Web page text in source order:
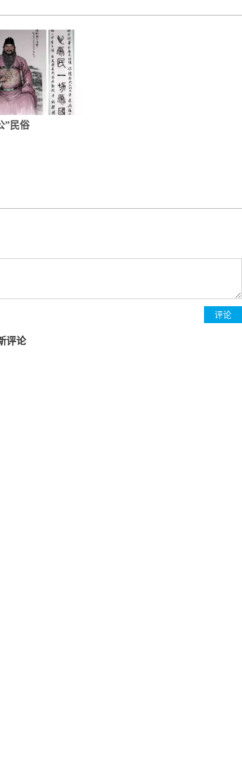
”民俗
评论
评论